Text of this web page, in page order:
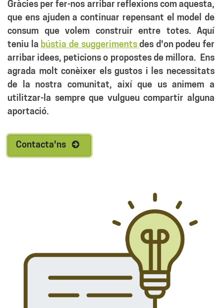
Gràcies per fer-nos arribar reflexions com aquesta,
que ens ajuden a continuar repensant el model de
consum que volem construir entre totes. Aquí
teniu la bústia de suggerimentsdes d'on podeu fer
arribar idees, peticions o propostes de millora. Ens
agrada molt conèixer els gustos i les necessitats
de la nostra comunitat, així que us animem a
utilitzar-la sempre que vulgueu compartir alguna
aportació.
Contacta'ns